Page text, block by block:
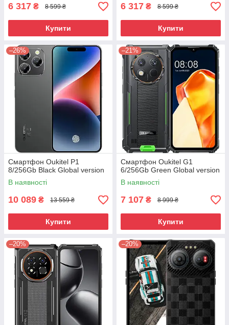
6 317 ₴ 8 599 ₴
Купити
6 317 ₴ 8 599 ₴
Купити
–26%
Смартфон Oukitel P1
8/256Gb Black Global version
В наявності
10 089 ₴ 13 559 ₴
Купити
–21%
Смартфон Oukitel G1
6/256Gb Green Global version
В наявності
7 107 ₴ 8 999 ₴
Купити
–20% –20%